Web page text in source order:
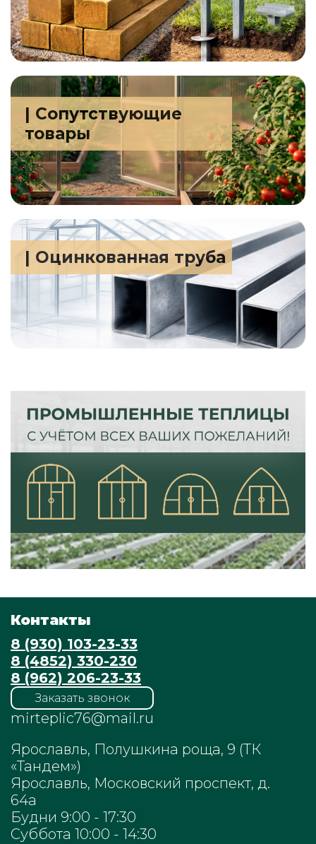
| Сопутствующие
товары
| Оцинкованная труба
Контакты
8 (930) 103-23-33
8 (4852) 330-230
8 (962) 206-23-33
Заказать звонок
mirteplic76@mail.ru
Ярославль, Полушкина роща, 9 (ТК
«Тандем»)
Ярославль, Московский проспект, д.
64а
Будни 9:00 - 17:30
Суббота 10:00 - 14:30